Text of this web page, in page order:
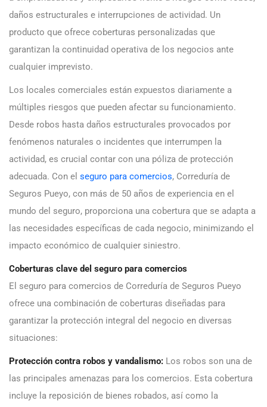
daños estructurales e interrupciones de actividad. Un
producto que ofrece coberturas personalizadas que
garantizan la continuidad operativa de los negocios ante
cualquier imprevisto.
Los locales comerciales están expuestos diariamente a
múltiples riesgos que pueden afectar su funcionamiento.
Desde robos hasta daños estructurales provocados por
fenómenos naturales o incidentes que interrumpen la
actividad, es crucial contar con una póliza de protección
adecuada. Con el seguro para comercios, Correduría de
Seguros Pueyo, con más de 50 años de experiencia en el
mundo del seguro, proporciona una cobertura que se adapta a
las necesidades específicas de cada negocio, minimizando el
impacto económico de cualquier siniestro.
Coberturas clave del seguro para comercios
El seguro para comercios de Correduría de Seguros Pueyo
ofrece una combinación de coberturas diseñadas para
garantizar la protección integral del negocio en diversas
situaciones:
Protección contra robos y vandalismo: Los robos son una de
las principales amenazas para los comercios. Esta cobertura
incluye la reposición de bienes robados, así como la